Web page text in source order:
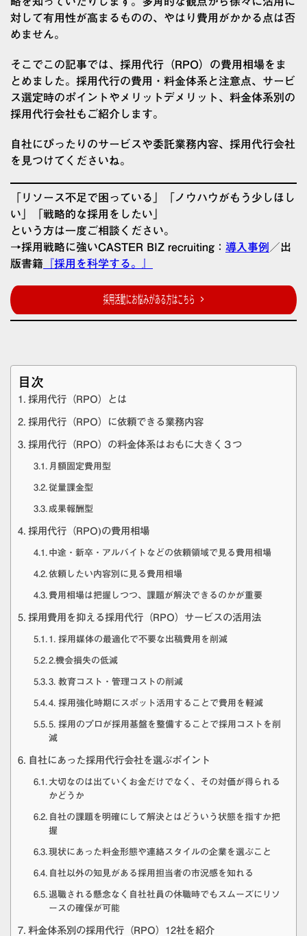
対して有用性が高まるものの、やはり費用がかかる点は否
めません。
そこでこの記事では、採用代行（RPO）の費用相場をま
とめました。採用代行の費用・料金体系と注意点、サービ
ス選定時のポイントやメリットデメリット、料金体系別の
採用代行会社もご紹介します。
自社にぴったりのサービスや委託業務内容、採用代行会社
を見つけてくださいね。
「リソース不足で困っている」「ノウハウがもう少しほし
い」「戦略的な採用をしたい」
という方は一度ご相談ください。
→採用戦略に強いCASTER BIZ recruiting： 導入事例 ／出
版書籍 『採用を科学する。』
目次
採用代行（RPO）とは
採用代行（RPO）に依頼できる業務内容
採用代行（RPO）の料金体系はおもに大きく３つ
月額固定費用型
従量課金型
成果報酬型
採用代行（RPO)の費用相場
中途・新卒・アルバイトなどの依頼領域で見る費用相場
依頼したい内容別に見る費用相場
費用相場は把握しつつ、課題が解決できるのかが重要
採用費用を抑える採用代行（RPO）サービスの活用法
1. 採用媒体の最適化で不要な出稿費用を削減
2.機会損失の低減
3. 教育コスト・管理コストの削減
4. 採用強化時期にスポット活用することで費用を軽減
5. 採用のプロが採用基盤を整備することで採用コストを削
減
自社にあった採用代行会社を選ぶポイント
大切なのは出ていくお金だけでなく、その対価が得られる
かどうか
自社の課題を明確にして解決とはどういう状態を指すか把
握
現状にあった料金形態や連絡スタイルの企業を選ぶこと
自社以外の知見がある採用担当者の市況感を知れる
退職される懸念なく自社社員の休職時でもスムーズにリソ
ースの確保が可能
料金体系別の採用代行（RPO）12社を紹介